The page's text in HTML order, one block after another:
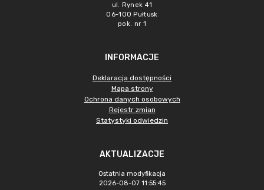
ul. Rynek 41
06-100 Pułtusk
pok. nr 1
INFORMACJE
Deklaracja dostępności
Mapa strony
Ochrona danych osobowych
Rejestr zmian
Statystyki odwiedzin
AKTUALIZACJE
Ostatnia modyfikacja
2026-08-07 11:55:45